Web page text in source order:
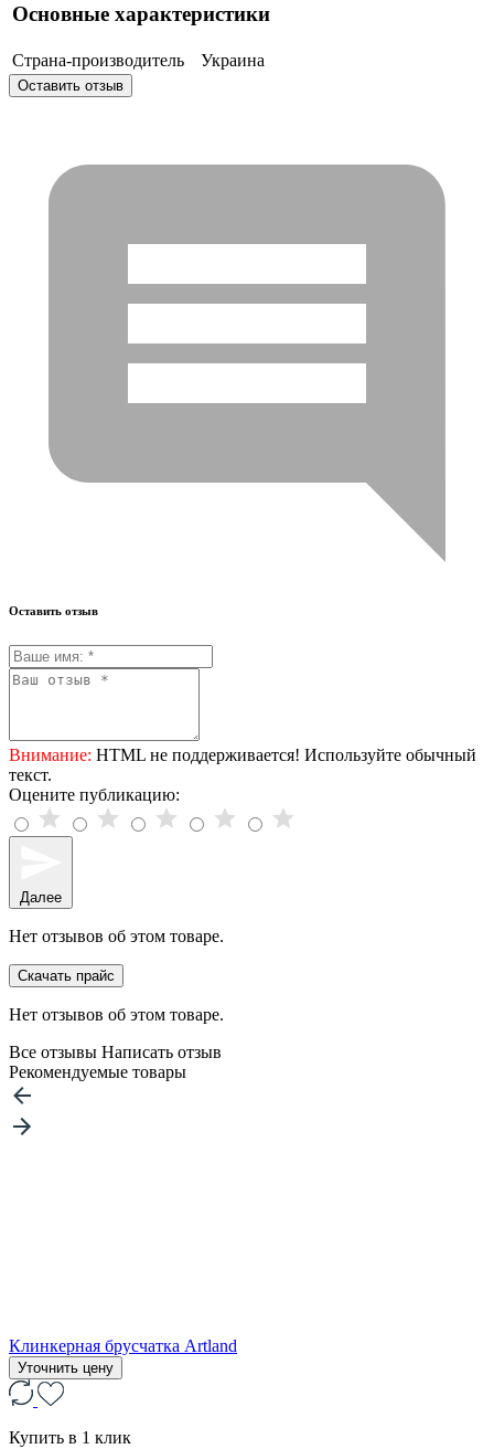
Основные характеристики
Страна-производитель Украина
Оставить отзыв
Оставить отзыв
Внимание: HTML не поддерживается! Используйте обычный
текст.
Оцените публикацию:
Далее
Нет отзывов об этом товаре.
Скачать прайс
Нет отзывов об этом товаре.
Все отзывы Написать отзыв
Рекомендуемые товары
Клинкерная брусчатка Artland
Уточнить цену
Купить в 1 клик